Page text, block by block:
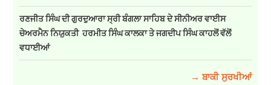
ਰਣਜੀਤ ਸਿੰਘ ਦੀ ਗੁਰਦੁਆਰਾ ਸ੍ਰੀ ਬੰਗਲਾ ਸਾਹਿਬ ਦੇ ਸੀਨੀਅਰ ਵਾਈਸ
ਚੇਅਰਮੈਨ ਨਿਯੁਕਤੀ ਹਰਮੀਤ ਸਿੰਘ ਕਾਲਕਾ ਤੇ ਜਗਦੀਪ ਸਿੰਘ ਕਾਹਲੋਂ ਵੱਲੋਂ
ਵਧਾਈਆਂ
→ ਬਾਕੀ ਸੁਰਖੀਆਂ